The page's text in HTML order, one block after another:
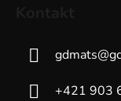
gdmats@
+421 903